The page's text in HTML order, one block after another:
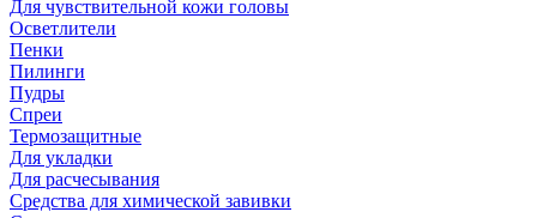
Для чувствительной кожи головы
Осветлители
Пенки
Пилинги
Пудры
Спреи
Термозащитные
Для укладки
Для расчесывания
Средства для химической завивки